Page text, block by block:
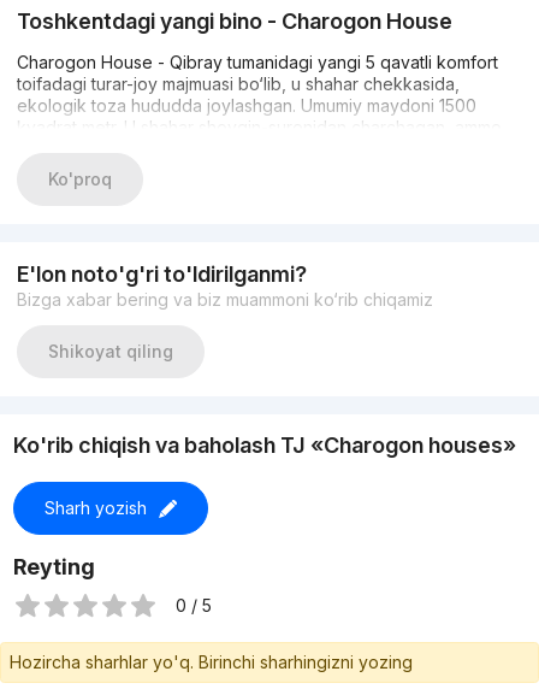
Toshkentdagi yangi bino - Charogon House
Charogon House - Qibray tumanidagi yangi 5 qavatli komfort
toifadagi turar-joy majmuasi bo‘lib, u shahar chekkasida,
ekologik toza hududda joylashgan. Umumiy maydoni 1500
kvadrat metr. U shahar shovqin-suronidan charchagan, ammo
izlayotganlar uchun yaratilgan.
ochiq avtoturargohda qoldirishi mumkin.
ishlamoqda.
Infratuzilma
Yangi bino tinch va yashil hududda joylashgan. Majmuaning
asosiy afzalliklaridan biri uning shahar markaziga yaqinligidir.
shuningdek, avtomobilda qulay yurish imkonini beradi.
Eng yaqin metro bekati Turkiston 5.4 km uzoqlikda joylashgan.
Transportda borish uchun 22 daqiqa vaqt ketadi.
Ko'proq
E'lon noto'g'ri to'ldirilganmi?
Bizga xabar bering va biz muammoni ko‘rib chiqamiz
Shikoyat qiling
Ko'rib chiqish va baholash TJ «Charogon houses»
Sharh yozish
Reyting
0 / 5
Hozircha sharhlar yo'q. Birinchi sharhingizni yozing